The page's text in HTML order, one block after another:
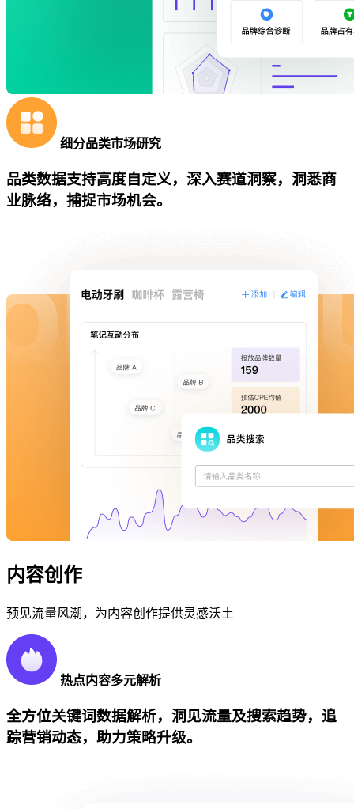
细分品类市场研究
品类数据支持高度自定义，深入赛道洞察，洞悉商
业脉络，捕捉市场机会。
内容创作
预见流量风潮，为内容创作提供灵感沃土
热点内容多元解析
全方位关键词数据解析，洞见流量及搜索趋势，追
踪营销动态，助力策略升级。